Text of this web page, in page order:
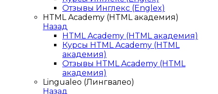
Отзывы Инглекс (Englex)
HTML Academy (HTML академия)
Назад
HTML Academy (HTML академия)
Курсы HTML Academy (HTML
академия)
Отзывы HTML Academy (HTML
академия)
Lingualeo (Лингвалео)
Назад